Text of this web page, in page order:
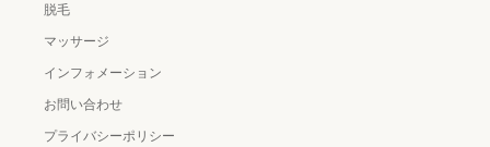
脱毛
マッサージ
インフォメーション
お問い合わせ
プライバシーポリシー